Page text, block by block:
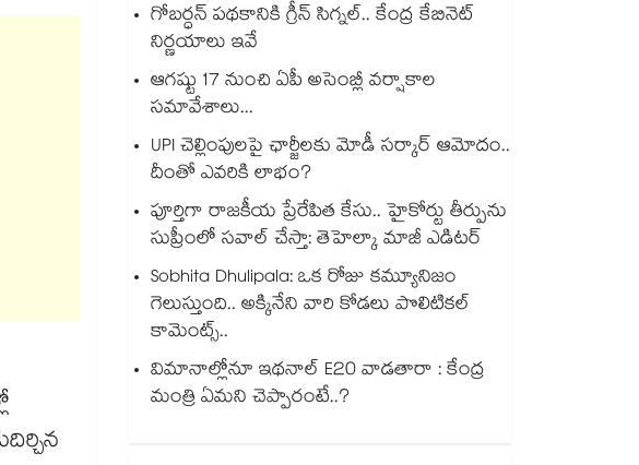
గోబర్ధన్ పథకానికి గ్రీన్ సిగ్నల్.. కేంద్ర కేబినెట్
నిర్ణయాలు ఇవే
ఆగష్టు 17 నుంచి ఏపీ అసెంబ్లీ వర్షాకాల
సమావేశాలు...
UPI చెల్లింపులపై ఛార్జీలకు మోడీ సర్కార్ ఆమోదం..
దీంతో ఎవరికి లాభం?
పూర్తిగా రాజకీయ ప్రేరేపిత కేసు.. హైకోర్టు తీర్పును
సుప్రీంలో సవాల్ చేస్తా: తెహెల్కా మాజీ ఎడిటర్
Sobhita Dhulipala: ఒక రోజు కమ్యూనిజం
గెలుస్తుంది.. అక్కినేని వారి కోడలు పొలిటికల్
కామెంట్స్..
విమానాల్లోనూ ఇథనాల్ E20 వాడతారా : కేంద్ర
మంత్రి ఏమని చెప్పారంటే..?